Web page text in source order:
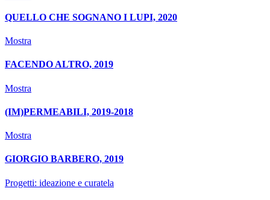
QUELLO CHE SOGNANO I LUPI, 2020
Mostra
FACENDO ALTRO, 2019
Mostra
(IM)PERMEABILI, 2019-2018
Mostra
GIORGIO BARBERO, 2019
Progetti: ideazione e curatela